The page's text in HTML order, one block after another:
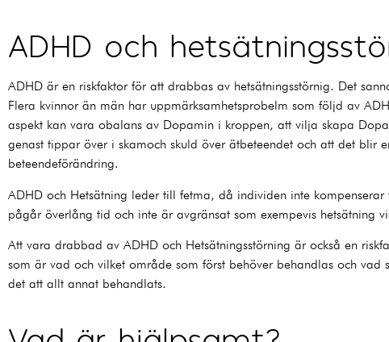
ADHD och
ADHD är en riskfaktor för att drabbas av hetsätningsstörnig. Det
Flera kvinnor än män har uppmärksamhetsprobelm som följd av
aspekt kan vara obalans av Dopamin i kroppen, att vilja skapa
genast tippar över i skamoch skuld över ätbeteendet och att det
beteendeförändring.
ADHD och Hetsätning leder till fetma, då individen inte
pågår överlång tid och inte är avgränsat som exempevis hetsätning
Att vara drabbad av ADHD och Hetsätningsstörning är också en
som är vad och vilket område som först behöver behandlas och
det att allt annat behandlats.